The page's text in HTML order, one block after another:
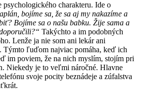
psychologického charakteru. Ide o
bojíme sa, že sa aj my nakazíme a
Bojíme sa o našu babku. Žije sama a
Takýchto a im podobných
Lenže ja nie som ani lekár ani
Týmto ľuďom najviac pomáha, keď ich
im poviem, že na nich myslím, stojím pri
Niekedy je to veľmi náročné. Hlavne
svoje pocity beznádeje a zúfalstva